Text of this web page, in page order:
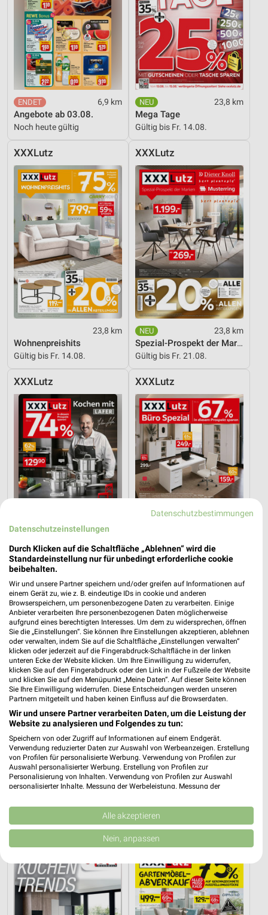
6,9 km
Angebote ab 03.08.
Noch heute gültig
23,8 km
Mega Tage
Gültig bis Fr. 14.08.
XXXLutz
23,8 km
Wohnenpreishits
Gültig bis Fr. 14.08.
XXXLutz
23,8 km
Spezial-Prospekt der Marken
Gültig bis Fr. 21.08.
XXXLutz
23,8 km
Angebote ab 08.08.
Gültig bis Fr. 14.08.
XXXLutz
23,8 km
Gültig bis Fr. 14.08.
XXXLutz
23,8 km
XXXLutz
23,8 km
Gültig bis Fr. 14.08.
XXXLutz
Datenschutzbestimmungen
Datenschutzeinstellungen
Durch Klicken auf die Schaltfläche „Ablehnen“ wird die
Standardeinstellung nur für unbedingt erforderliche cookie
beibehalten.
Wir und unsere Partner speichern und/oder greifen auf Informationen auf
einem Gerät zu, wie z. B. eindeutige IDs in cookie und anderen
Browserspeichern, um personenbezogene Daten zu verarbeiten. Einige
Anbieter verarbeiten Ihre personenbezogenen Daten möglicherweise
aufgrund eines berechtigten Interesses. Um dem zu widersprechen, öffnen
Sie die „Einstellungen“. Sie können Ihre Einstellungen akzeptieren, ablehnen
oder verwalten, indem Sie auf die Schaltfläche „Einstellungen verwalten“
klicken oder jederzeit auf die Fingerabdruck-Schaltfläche in der linken
unteren Ecke der Website klicken. Um Ihre Einwilligung zu widerrufen,
klicken Sie auf den Fingerabdruck oder den Link in der Fußzeile der Website
und klicken Sie auf den Menüpunkt „Meine Daten“. Auf dieser Seite können
Sie Ihre Einwilligung widerrufen. Diese Entscheidungen werden unseren
Partnern mitgeteilt und haben keinen Einfluss auf die Browserdaten.
Wir und unsere Partner verarbeiten Daten, um die Leistung der
Website zu analysieren und Folgendes zu tun:
Speichern von oder Zugriff auf Informationen auf einem Endgerät.
Verwendung reduzierter Daten zur Auswahl von Werbeanzeigen. Erstellung
von Profilen für personalisierte Werbung. Verwendung von Profilen zur
Auswahl personalisierter Werbung. Erstellung von Profilen zur
Personalisierung von Inhalten. Verwendung von Profilen zur Auswahl
personalisierter Inhalte. Messung der Werbeleistung. Messung der
Kombinationen von Daten aus verschiedenen Quellen. Entwicklung und
Verbesserung der Angebote. Verwendung reduzierter Daten zur Auswahl
von Inhalten.
Daten können außerhalb der Europäischen Union weitergegeben und in die
USA gesendet werden.
Website/App.
Partnerliste anzeigen (1 IAB-Anbieter)
Wir nutzen Ihre Daten für folgende Zwecke:
IAB-Verarbeitungszwecke:
Alle akzeptieren
Nein, anpassen